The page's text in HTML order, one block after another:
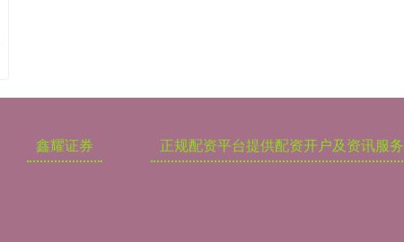
鑫耀证券 正规配资平台提供配资开户及资讯服务